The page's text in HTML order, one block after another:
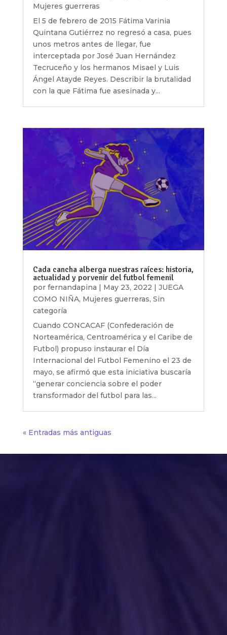
Mujeres guerreras
El 5 de febrero de 2015 Fátima Varinia
Quintana Gutiérrez no regresó a casa, pues
unos metros antes de llegar, fue
interceptada por José Juan Hernández
Tecruceño y los hermanos Misael y Luis
Ángel Atayde Reyes. Describir la brutalidad
con la que Fátima fue asesinada y...
Cada cancha alberga nuestras raíces: historia,
actualidad y porvenir del futbol femenil
por fernandapina | May 23, 2022 | JUEGA
COMO NIÑA, Mujeres guerreras, Sin
categoría
Cuando CONCACAF (Confederación de
Norteamérica, Centroamérica y el Caribe de
Futbol) propuso instaurar el Día
Internacional del Futbol Femenino el 23 de
mayo, se afirmó que esta iniciativa buscaría
“generar conciencia sobre el poder
transformador del futbol para las...
« Entradas más antiguas